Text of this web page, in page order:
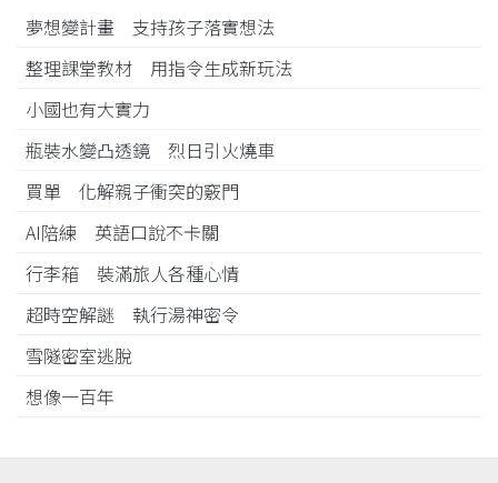
夢想變計畫 支持孩子落實想法
整理課堂教材 用指令生成新玩法
小國也有大實力
瓶裝水變凸透鏡 烈日引火燒車
買單 化解親子衝突的竅門
AI陪練 英語口說不卡關
行李箱 裝滿旅人各種心情
超時空解謎 執行湯神密令
雪隧密室逃脫
想像一百年